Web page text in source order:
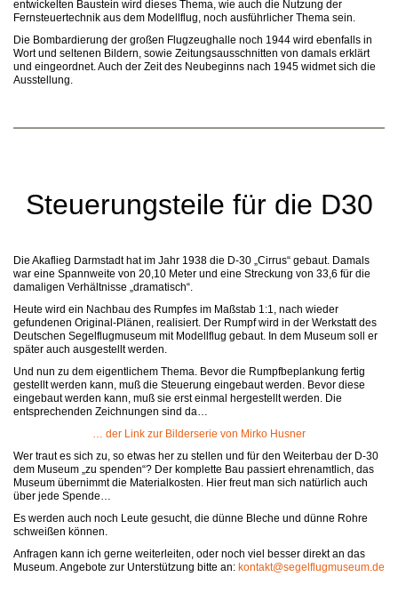
entwickelten Baustein wird dieses Thema, wie auch die Nutzung der
Fernsteuertechnik aus dem Modellflug, noch ausführlicher Thema sein.
Die Bombardierung der großen Flugzeughalle noch 1944 wird ebenfalls in
Wort und seltenen Bildern, sowie Zeitungsausschnitten von damals erklärt
und eingeordnet. Auch der Zeit des Neubeginns nach 1945 widmet sich die
Ausstellung.
Steuerungsteile für die D30
Die Akaflieg Darmstadt hat im Jahr 1938 die D-30 „Cirrus“ gebaut. Damals
war eine Spannweite von 20,10 Meter und eine Streckung von 33,6 für die
damaligen Verhältnisse „dramatisch“.
Heute wird ein Nachbau des Rumpfes im Maßstab 1:1, nach wieder
gefundenen Original-Plänen, realisiert. Der Rumpf wird in der Werkstatt des
Deutschen Segelflugmuseum mit Modellflug gebaut. In dem Museum soll er
später auch ausgestellt werden.
Und nun zu dem eigentlichem Thema. Bevor die Rumpfbeplankung fertig
gestellt werden kann, muß die Steuerung eingebaut werden. Bevor diese
eingebaut werden kann, muß sie erst einmal hergestellt werden. Die
entsprechenden Zeichnungen sind da…
… der Link zur Bilderserie von Mirko Husner
Wer traut es sich zu, so etwas her zu stellen und für den Weiterbau der D-30
dem Museum „zu spenden“? Der komplette Bau passiert ehrenamtlich, das
Museum übernimmt die Materialkosten. Hier freut man sich natürlich auch
über jede Spende…
Es werden auch noch Leute gesucht, die dünne Bleche und dünne Rohre
schweißen können.
Anfragen kann ich gerne weiterleiten, oder noch viel besser direkt an das
Museum. Angebote zur Unterstützung bitte an: kontakt@segelflugmuseum.de